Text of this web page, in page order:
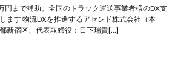
円まで補助。全国のトラック運送事業者様のDX支
ます 物流DXを推進するアセンド株式会社（本
新宿区、代表取締役：日下瑞貴[…]